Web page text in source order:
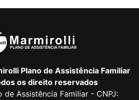
Plano de Assistência Familiar
os direito reservados
de Assistência Familiar - CNPJ: